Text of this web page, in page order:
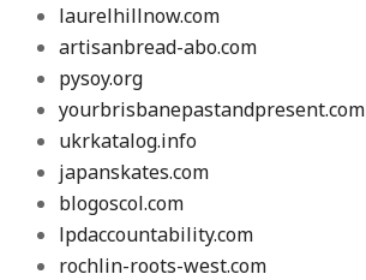
laurelhillnow.com
artisanbread-abo.com
pysoy.org
yourbrisbanepastandpresent.com
ukrkatalog.info
japanskates.com
blogoscol.com
lpdaccountability.com
rochlin-roots-west.com